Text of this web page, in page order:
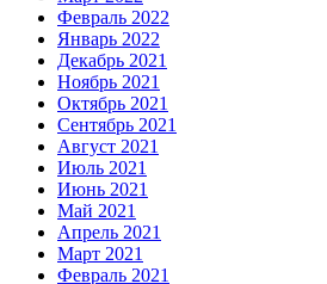
Февраль 2022
Январь 2022
Декабрь 2021
Ноябрь 2021
Октябрь 2021
Сентябрь 2021
Август 2021
Июль 2021
Июнь 2021
Май 2021
Апрель 2021
Март 2021
Февраль 2021